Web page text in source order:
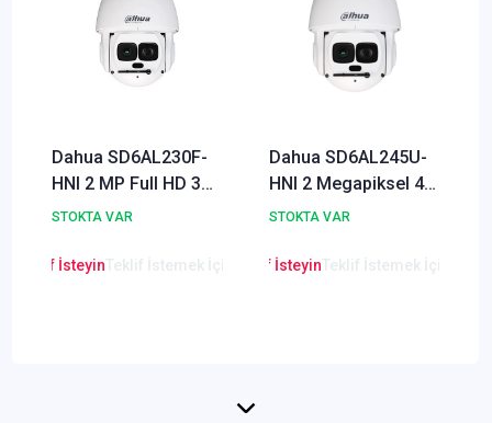
Dahua SD6AL230F-
HNI 2 MP Full HD 30X
WDR Ultra-Smart
IP Kamera
STOKTA VAR
Teklif İsteyin Teklif İstemek İçin Tıklayınız
Dahua SD6AL245U-
HNI 2 Megapiksel 45
Optik WDR Starlight
IP Kamera
STOKTA VAR
Lütfen Teklif İsteyin